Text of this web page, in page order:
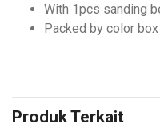
With 1pcs sanding
Packed by color box
Produk Terkait